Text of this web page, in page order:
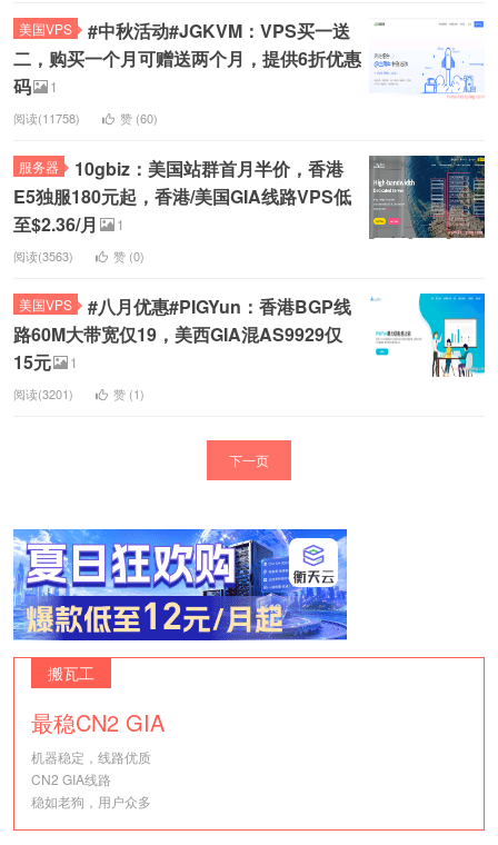
美国VPS
#中秋活动#JGKVM：VPS买一送
二，购买一个月可赠送两个月，提供6折优惠
码
1
阅读(11758) 赞 (60)
服务器
10gbiz：美国站群首月半价，香港
E5独服180元起，香港/美国GIA线路VPS低
至$2.36/月
1
阅读(3563) 赞 (0)
美国VPS
#八月优惠#PIGYun：香港BGP线
路60M大带宽仅19，美西GIA混AS9929仅
15元
1
阅读(3201) 赞 (1)
下一页
搬瓦工
最稳CN2 GIA
机器稳定，线路优质
CN2 GIA线路
稳如老狗，用户众多